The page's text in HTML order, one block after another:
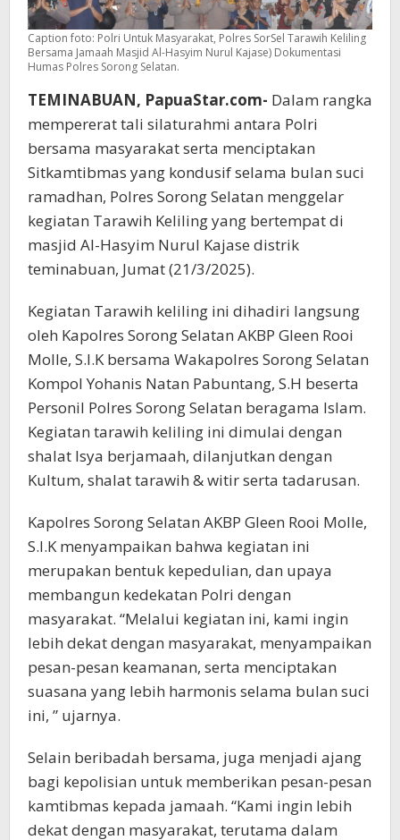
Caption foto: Polri Untuk Masyarakat, Polres SorSel Tarawih Keliling
Bersama Jamaah Masjid Al-Hasyim Nurul Kajase) Dokumentasi
Humas Polres Sorong Selatan.
TEMINABUAN, PapuaStar.com- Dalam rangka
mempererat tali silaturahmi antara Polri
bersama masyarakat serta menciptakan
Sitkamtibmas yang kondusif selama bulan suci
ramadhan, Polres Sorong Selatan menggelar
kegiatan Tarawih Keliling yang bertempat di
masjid Al-Hasyim Nurul Kajase distrik
teminabuan, Jumat (21/3/2025).
Kegiatan Tarawih keliling ini dihadiri langsung
oleh Kapolres Sorong Selatan AKBP Gleen Rooi
Molle, S.I.K bersama Wakapolres Sorong Selatan
Kompol Yohanis Natan Pabuntang, S.H beserta
Personil Polres Sorong Selatan beragama Islam.
Kegiatan tarawih keliling ini dimulai dengan
shalat Isya berjamaah, dilanjutkan dengan
Kultum, shalat tarawih & witir serta tadarusan.
Kapolres Sorong Selatan AKBP Gleen Rooi Molle,
S.I.K menyampaikan bahwa kegiatan ini
merupakan bentuk kepedulian, dan upaya
membangun kedekatan Polri dengan
masyarakat. “Melalui kegiatan ini, kami ingin
lebih dekat dengan masyarakat, menyampaikan
pesan-pesan keamanan, serta menciptakan
suasana yang lebih harmonis selama bulan suci
ini, ” ujarnya.
Selain beribadah bersama, juga menjadi ajang
bagi kepolisian untuk memberikan pesan-pesan
kamtibmas kepada jamaah. “Kami ingin lebih
dekat dengan masyarakat, terutama dalam